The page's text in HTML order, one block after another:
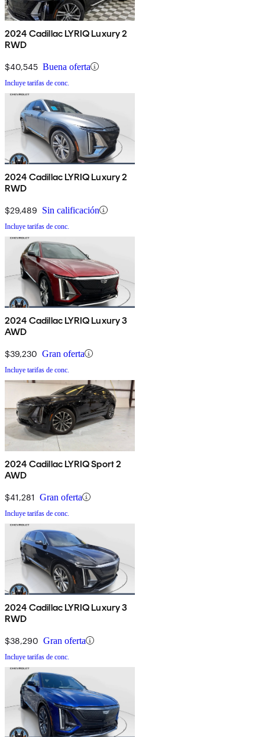
2024 Cadillac LYRIQ Luxury 2
RWD
$40,545 Buena oferta
Incluye tarifas de conc.
2024 Cadillac LYRIQ Luxury 2
RWD
$29,489 Sin calificación
Incluye tarifas de conc.
2024 Cadillac LYRIQ Luxury 3
AWD
$39,230 Gran oferta
Incluye tarifas de conc.
2024 Cadillac LYRIQ Sport 2
AWD
$41,281 Gran oferta
Incluye tarifas de conc.
2024 Cadillac LYRIQ Luxury 3
RWD
$38,290 Gran oferta
Incluye tarifas de conc.